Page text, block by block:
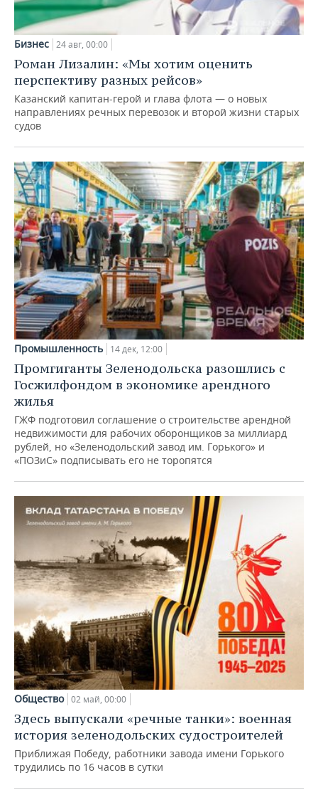
Бизнес 24 авг, 00:00
Роман Лизалин: «Мы хотим оценить
перспективу разных рейсов»
Казанский капитан-герой и глава флота — о новых
направлениях речных перевозок и второй жизни старых
судов
Промышленность 14 дек, 12:00
Промгиганты Зеленодольска разошлись с
Госжилфондом в экономике арендного
жилья
ГЖФ подготовил соглашение о строительстве арендной
недвижимости для рабочих оборонщиков за миллиард
рублей, но «Зеленодольский завод им. Горького» и
«ПОЗиС» подписывать его не торопятся
Общество 02 май, 00:00
Здесь выпускали «речные танки»: военная
история зеленодольских судостроителей
Приближая Победу, работники завода имени Горького
трудились по 16 часов в сутки